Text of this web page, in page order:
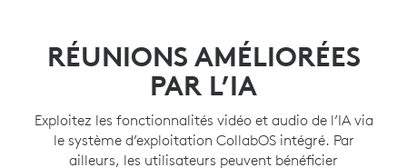
RÉUNIONS AMÉLIORÉES
PAR L’IA
Exploitez les fonctionnalités vidéo et audio de l’IA via
le système d’exploitation CollabOS intégré. Par
ailleurs, les utilisateurs peuvent bénéficier